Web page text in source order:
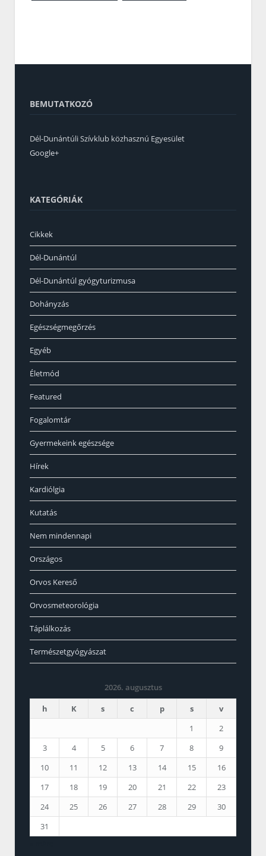
BEMUTATKOZÓ
Dél-Dunántúli Szívklub közhasznú Egyesület
Google+
KATEGÓRIÁK
Cikkek
Dél-Dunántúl
Dél-Dunántúl gyógyturizmusa
Dohányzás
Egészségmegőrzés
Egyéb
Életmód
Featured
Fogalomtár
Gyermekeink egészsége
Hírek
Kardiólgia
Kutatás
Nem mindennapi
Országos
Orvos Kereső
Orvosmeteorológia
Táplálkozás
Természetgyógyászat
2026. augusztus
h
K s c p s
v
1
2
3
4 5 6 7 8
9
10
11 12 13 14 15
16
17
18 19 20 21 22
23
24
25 26 27 28 29
30
31